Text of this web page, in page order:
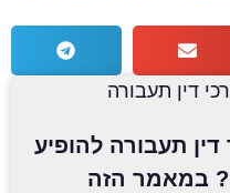
תעבורה להופיע
במאמר הזה